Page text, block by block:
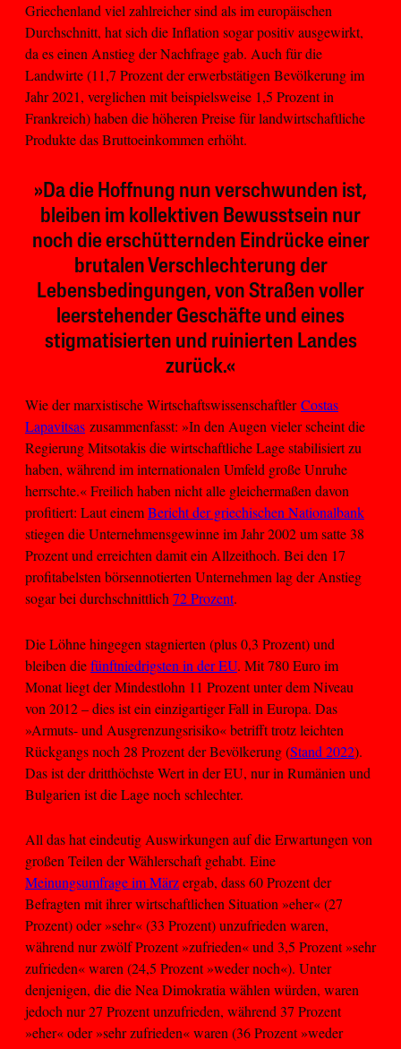
Griechenland viel zahlreicher sind als im europäischen
Durchschnitt, hat sich die Inflation sogar positiv ausgewirkt,
da es einen Anstieg der Nachfrage gab. Auch für die
Landwirte (11,7 Prozent der erwerbstätigen Bevölkerung im
Jahr 2021, verglichen mit beispielsweise 1,5 Prozent in
Frankreich) haben die höheren Preise für landwirtschaftliche
Produkte das Bruttoeinkommen erhöht.
»Da die Hoffnung nun verschwunden ist,
bleiben im kollektiven Bewusstsein nur
noch die erschütternden Eindrücke einer
brutalen Verschlechterung der
Lebensbedingungen, von Straßen voller
leerstehender Geschäfte und eines
stigmatisierten und ruinierten Landes
zurück.«
Wie der marxistische WirtschaftswissenschaftlerCostas
Lapavitsas zusammenfasst: »In den Augen vieler scheint die
Regierung Mitsotakis die wirtschaftliche Lage stabilisiert zu
haben, während im internationalen Umfeld große Unruhe
herrschte.« Freilich haben nicht alle gleichermaßen davon
profitiert: Laut einemBericht der griechischen Nationalbank
stiegen die Unternehmensgewinne im Jahr 2002 um satte 38
Prozent und erreichten damit ein Allzeithoch. Bei den 17
profitabelsten börsennotierten Unternehmen lag der Anstieg
sogar bei durchschnittlich72 Prozent.
Die Löhne hingegen stagnierten (plus 0,3 Prozent) und
bleiben diefünftniedrigsten in der EU. Mit 780 Euro im
Monat liegt der Mindestlohn 11 Prozent unter dem Niveau
von 2012 – dies ist ein einzigartiger Fall in Europa. Das
»Armuts- und Ausgrenzungsrisiko« betrifft trotz leichten
Rückgangs noch 28 Prozent der Bevölkerung (Stand 2022).
Das ist der dritthöchste Wert in der EU, nur in Rumänien und
Bulgarien ist die Lage noch schlechter.
All das hat eindeutig Auswirkungen auf die Erwartungen von
großen Teilen der Wählerschaft gehabt. Eine
Meinungsumfrage im Märzergab, dass 60 Prozent der
Befragten mit ihrer wirtschaftlichen Situation »eher« (27
Prozent) oder »sehr« (33 Prozent) unzufrieden waren,
während nur zwölf Prozent »zufrieden« und 3,5 Prozent »sehr
zufrieden« waren (24,5 Prozent »weder noch«). Unter
denjenigen, die die Nea Dimokratia wählen würden, waren
jedoch nur 27 Prozent unzufrieden, während 37 Prozent
»eher« oder »sehr zufrieden« waren (36 Prozent »weder